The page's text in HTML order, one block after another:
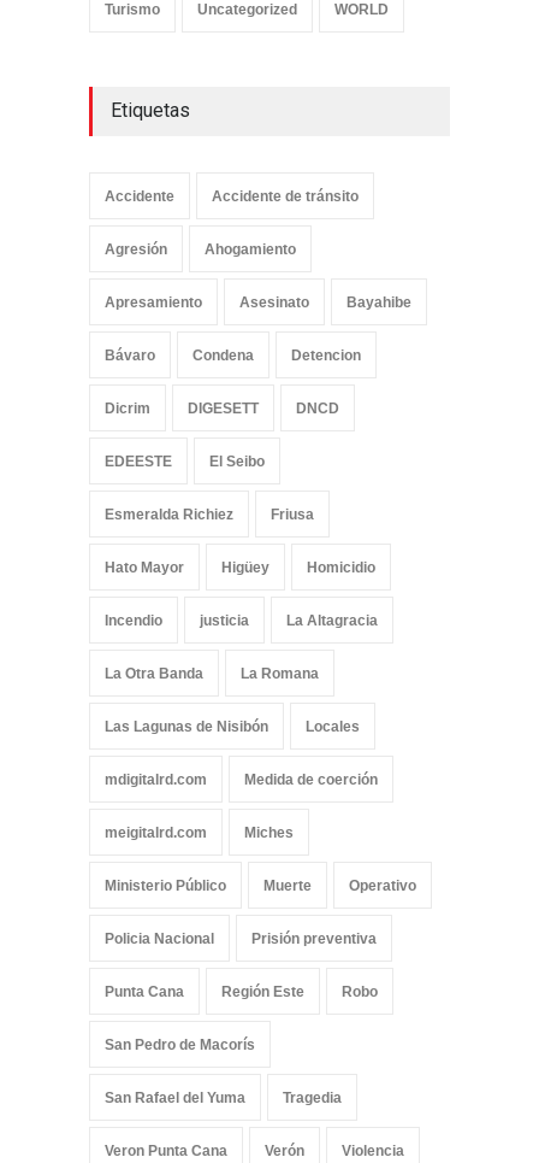
Turismo Uncategorized WORLD
Etiquetas
Accidente Accidente de tránsito
Agresión Ahogamiento
Apresamiento Asesinato Bayahibe
Bávaro Condena Detencion
Dicrim DIGESETT DNCD
EDEESTE El Seibo
Esmeralda Richiez Friusa
Hato Mayor Higüey Homicidio
Incendio justicia La Altagracia
La Otra Banda La Romana
Las Lagunas de Nisibón Locales
mdigitalrd.com Medida de coerción
meigitalrd.com Miches
Ministerio Público Muerte Operativo
Policia Nacional Prisión preventiva
Punta Cana Región Este Robo
San Pedro de Macorís
San Rafael del Yuma Tragedia
Veron Punta Cana Verón Violencia